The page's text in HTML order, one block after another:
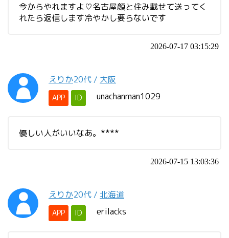
今からやれますよ♡名古屋顔と住み載せて送ってく
れたら返信します冷やかし要らないです
2026-07-17 03:15:29
えりか20代 / 大阪
APP ID unachanman1029
優しい人がいいなあ。****
2026-07-15 13:03:36
えりか20代 / 北海道
APP ID erilacks